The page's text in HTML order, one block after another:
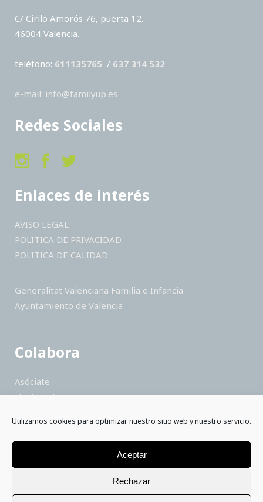
Utilizamos cookies para optimizar nuestro sitio web y nuestro servicio.
Aceptar
Rechazar
C/ Cirilo Amorós 76, puerta 12.
46004 Valencia.
teléfono: 611135765 / 637 314 532
e-mail: info@familyup.es
Redes Sociales
Enlaces de interés
AVISO LEGAL
POLITICA DE PRIVACIDAD
POLITICA DE CALIDAD
Generalitat Valenciana Familia e Infancia
Ayuntamiento de Valencia
Colabora
Asóciate
Hazte voluntario
Colabora como empresa
Saber más